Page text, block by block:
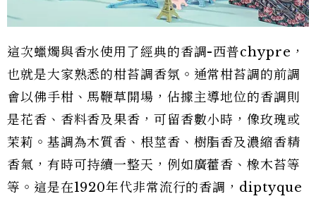
這次蠟燭與香水使用了經典的香調-西普chypre，
也就是大家熟悉的柑苔調香氛。通常柑苔調的前調
會以佛手柑、馬鞭草開場，佔據主導地位的香調則
是花香、香料香及果香，可留香數小時，像玫瑰或
茉莉。基調為木質香、根莖香、樹脂香及濃縮香精
香氣，有時可持續一整天，例如廣藿香、橡木苔等
等。這是在1920年代非常流行的香調，diptyque